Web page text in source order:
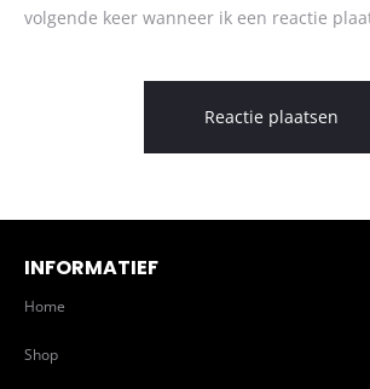
volgende keer wanneer ik een reactie
INFORMATIEF
Home
Shop